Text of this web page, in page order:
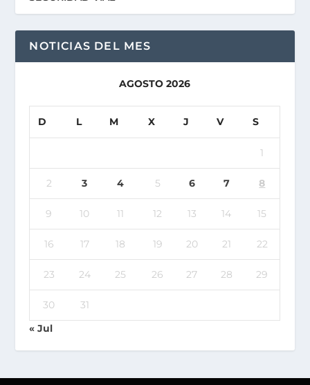
NOTICIAS DEL MES
AGOSTO 2026
D L M X J V S
1
2 3 4 5 6 7 8
9 10 11 12 13 14 15
16 17 18 19 20 21 22
23 24 25 26 27 28 29
30
31
« Jul